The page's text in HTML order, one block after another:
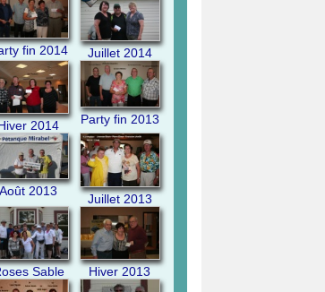
fin 2014 Juillet 2014
2014 Party fin 2013
Août 2013
Juillet 2013
Sable Hiver 2013